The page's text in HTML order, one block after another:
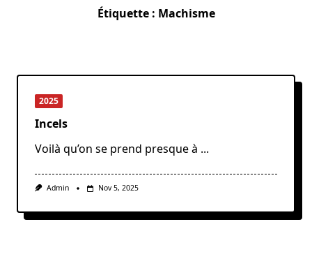
Étiquette : Machisme
2025
Incels
Voilà qu’on se prend presque à ...
Admin Nov 5, 2025